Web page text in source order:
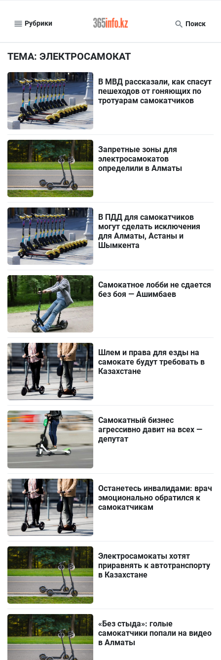
Рубрики Поиск
ТЕМА: ЭЛЕКТРОСАМОКАТ
В МВД рассказали, как спасут
пешеходов от гоняющих по
тротуарам самокатчиков
Запретные зоны для
электросамокатов
определили в Алматы
В ПДД для самокатчиков
могут сделать исключения
для Алматы, Астаны и
Шымкента
Самокатное лобби не сдается
без боя — Ашимбаев
Шлем и права для езды на
самокате будут требовать в
Казахстане
Самокатный бизнес
агрессивно давит на всех —
депутат
Останетесь инвалидами: врач
эмоционально обратился к
самокатчикам
Электросамокаты хотят
приравнять к автотранспорту
в Казахстане
«Без стыда»: голые
самокатчики попали на видео
в Алматы